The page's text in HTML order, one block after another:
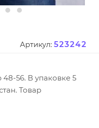
Артикул: 523242
56. В упаковке 5
Товар